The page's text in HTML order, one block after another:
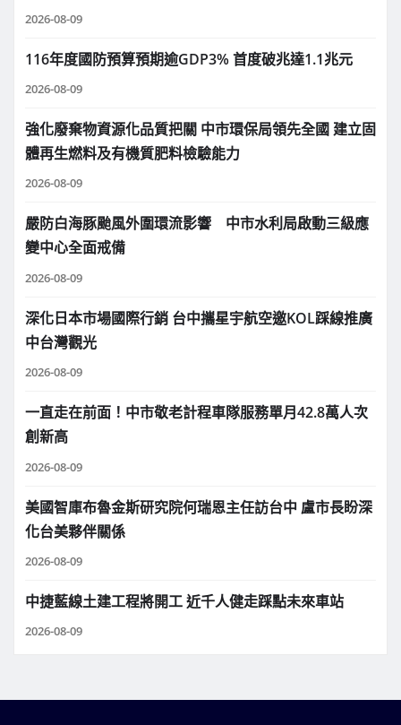
2026-08-09
116年度國防預算預期逾GDP3% 首度破兆達1.1兆元
2026-08-09
強化廢棄物資源化品質把關 中市環保局領先全國 建立固
體再生燃料及有機質肥料檢驗能力
2026-08-09
嚴防白海豚颱風外圍環流影響 中市水利局啟動三級應
變中心全面戒備
2026-08-09
深化日本市場國際行銷 台中攜星宇航空邀KOL踩線推廣
中台灣觀光
2026-08-09
一直走在前面！中市敬老計程車隊服務單月42.8萬人次
創新高
2026-08-09
美國智庫布魯金斯研究院何瑞恩主任訪台中 盧市長盼深
化台美夥伴關係
2026-08-09
中捷藍線土建工程將開工 近千人健走踩點未來車站
2026-08-09